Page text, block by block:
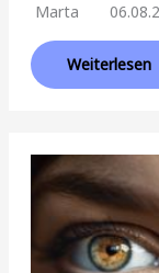
Marta
Weiterlesen